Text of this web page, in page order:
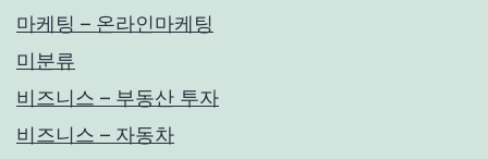
마케팅 – 온라인마케팅
미분류
비즈니스 – 부동산 투자
비즈니스 – 자동차